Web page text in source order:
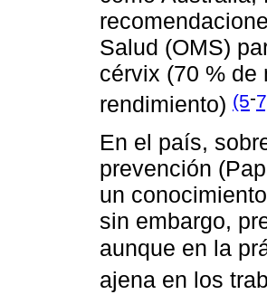
Salud (OMS)
cérvix (70 % de
rendimiento) (5-
En el país,
prevención
un
sin embargo,
aunque en la
ajena en los